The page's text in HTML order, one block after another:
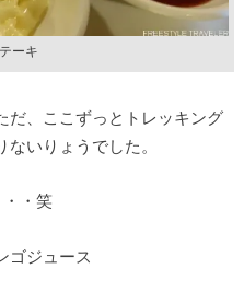
ーキ
だ、ここずっとトレッキング
いりょうでした。
・笑
ゴジュース